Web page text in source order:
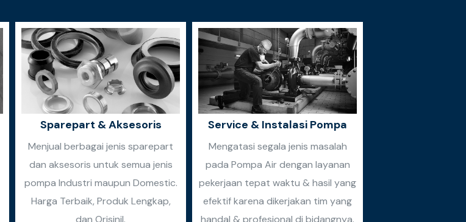
Sparepart & Aksesoris
Menjual berbagai jenis sparepart
dan aksesoris untuk semua jenis
pompa Industri maupun Domestic.
Harga Terbaik, Produk Lengkap,
dan Orisinil.
Service & Instalasi Pompa
Mengatasi segala jenis masalah
pada Pompa Air dengan layanan
pekerjaan tepat waktu & hasil yang
efektif karena dikerjakan tim yang
handal & profesional di bidangnya.